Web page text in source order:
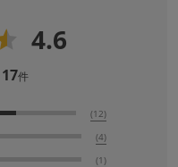
4.6
17件
(12)
(4)
(1)